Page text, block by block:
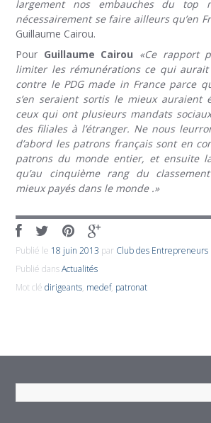
largement nos embauches du top
nécessairement se faire ailleurs qu’en
Guillaume Cairou.
Pour Guillaume Cairou «Ce rapport
limiter les rémunérations ce qui
contre le PDG made in France parce
s’en seraient sortis le mieux auraient
ceux qui ont plusieurs mandats
des filiales à l’étranger. Ne nous
d’abord les patrons français sont en
patrons du monde entier, et ensuite
qu’au cinquième rang du
mieux payés dans le monde .»
Publié le 18 juin 2013 par Club des Entrepreneurs
Publié dansActualités
Mot clédirigeants, medef, patronat